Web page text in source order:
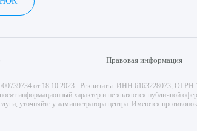
Правовая информация
00739734 от 18.10.2023 Реквизиты: ИНН 6163228073, ОГРН
информационный характер и не являются публичной
уточняйте у администратора центра. Имеются